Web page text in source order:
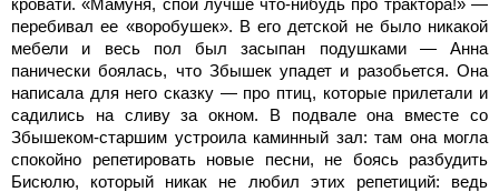
перебивал ее «воробушек». В его детской не было никакой
мебели и весь пол был засыпан подушками — Анна
панически боялась, что Збышек упадет и разобьется. Она
написала для него сказку — про птиц, которые прилетали и
садились на сливу за окном. В подвале она вместе со
Збышеком-старшим устроила каминный зал: там она могла
спокойно репетировать новые песни, не боясь разбудить
Бисюлю, который никак не любил этих репетиций: ведь